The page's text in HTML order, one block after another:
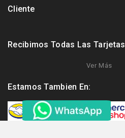
Cliente
Recibimos Todas Las Tarjetas
Ver Más
Estamos Tambien En: